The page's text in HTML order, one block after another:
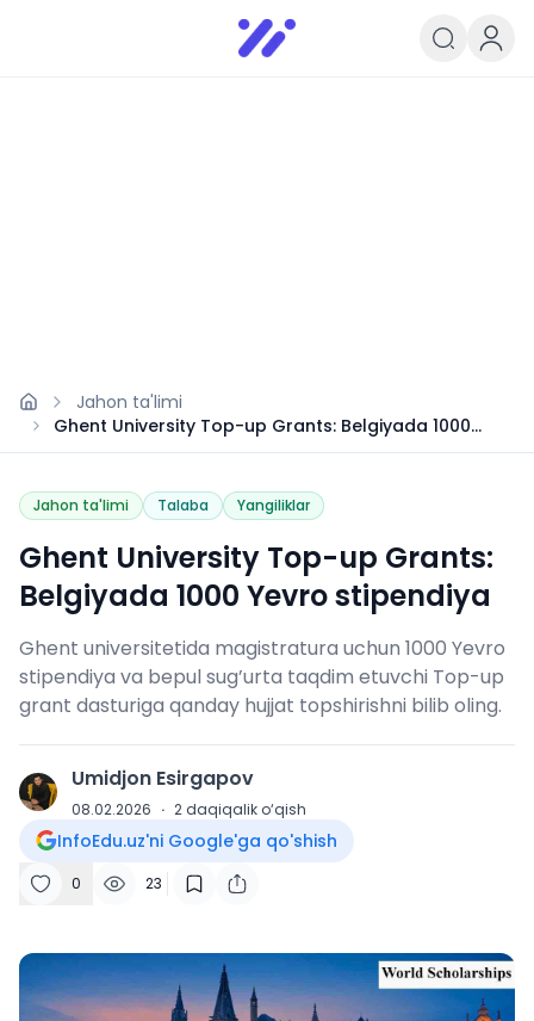
Infoedu
Ta&#039;lim xabarlari va
Jahon ta'limi
Ghent University Top-up Grants: Belgiyada 1000
Yevro stipendiya
Jahon ta'limi Talaba Yangiliklar
Ghent University Top-up Grants:
Belgiyada 1000 Yevro stipendiya
Ghent universitetida magistratura uchun 1000 Yevro
stipendiya va bepul sug’urta taqdim etuvchi Top-up
grant dasturiga qanday hujjat topshirishni bilib oling.
U Umidjon Esirgapov
08.02.2026 · 2 daqiqalik o‘qish
InfoEdu.uz'ni Google'ga qo'shish
0 23